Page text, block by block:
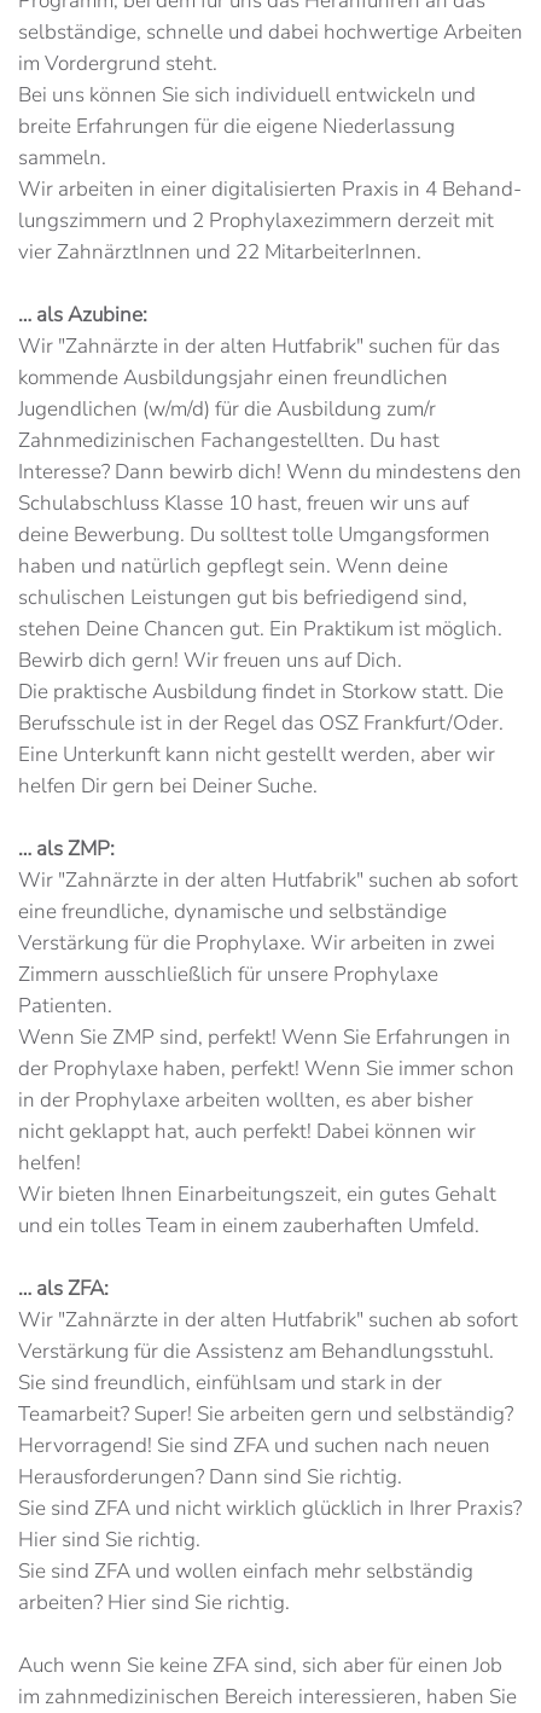
selbständige, schnelle und dabei hochwertige Arbeiten
im Vordergrund steht.
Bei uns können Sie sich individuell entwickeln und
breite Erfahrungen für die eigene Niederlassung
sammeln.
Wir arbeiten in einer digitalisierten Praxis in 4 Behand­
lungs­zimmern und 2 Prophy­laxe­zimmern derzeit mit
vier Zahnärzt­Innen und 22 MitarbeiterInnen.
… als Azubine:
Wir "Zahnärzte in der alten Hutfabrik" suchen für das
kommende Ausbildungsjahr einen freundlichen
Jugendlichen (w/m/d) für die Ausbildung zum/r
Zahnmedizinischen Fachangestellten. Du hast
Interesse? Dann bewirb dich! Wenn du mindestens den
Schulabschluss Klasse 10 hast, freuen wir uns auf
deine Bewerbung. Du solltest tolle Umgangsformen
haben und natürlich gepflegt sein. Wenn deine
schulischen Leistungen gut bis befriedigend sind,
stehen Deine Chancen gut. Ein Praktikum ist möglich.
Bewirb dich gern! Wir freuen uns auf Dich.
Die praktische Ausbildung findet in Storkow statt. Die
Berufsschule ist in der Regel das OSZ Frankfurt/Oder.
Eine Unterkunft kann nicht gestellt werden, aber wir
helfen Dir gern bei Deiner Suche.
… als ZMP:
Wir "Zahnärzte in der alten Hutfabrik" suchen ab sofort
eine freundliche, dynamische und selbständige
Verstärkung für die Prophylaxe. Wir arbeiten in zwei
Zimmern ausschließlich für unsere Prophylaxe
Patienten.
Wenn Sie ZMP sind, perfekt! Wenn Sie Erfahrungen in
der Prophylaxe haben, perfekt! Wenn Sie immer schon
in der Prophylaxe arbeiten wollten, es aber bisher
nicht geklappt hat, auch perfekt! Dabei können wir
helfen!
Wir bieten Ihnen Einarbeitungszeit, ein gutes Gehalt
und ein tolles Team in einem zauberhaften Umfeld.
… als ZFA:
Wir "Zahnärzte in der alten Hutfabrik" suchen ab sofort
Verstärkung für die Assistenz am Behandlungsstuhl.
Sie sind freundlich, einfühlsam und stark in der
Teamarbeit? Super! Sie arbeiten gern und selbständig?
Hervorragend! Sie sind ZFA und suchen nach neuen
Herausforderungen? Dann sind Sie richtig.
Sie sind ZFA und nicht wirklich glücklich in Ihrer Praxis?
Hier sind Sie richtig.
Sie sind ZFA und wollen einfach mehr selbständig
arbeiten? Hier sind Sie richtig.
Auch wenn Sie keine ZFA sind, sich aber für einen Job
im zahnmedizinischen Bereich interessieren, haben Sie